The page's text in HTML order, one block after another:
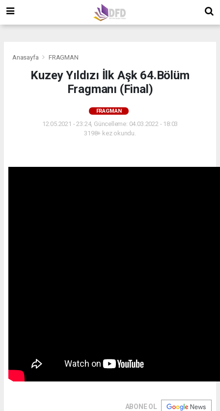
Anasayfa FRAGMAN
Kuzey Yıldızı İlk Aşk 64.Bölüm
Fragmanı (Final)
FRAGMAN
12.05.2021 - 23:24, Güncelleme: 04.03.2022 - 18:03
3198+ kez okundu.
ABONE OL